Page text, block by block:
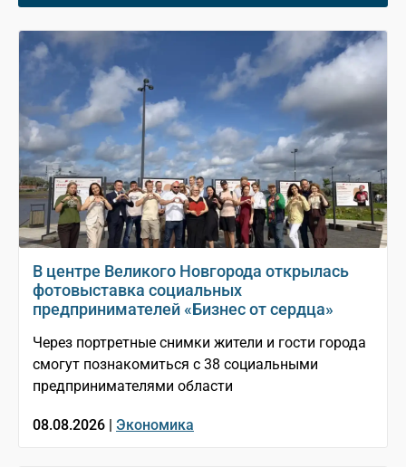
В центре Великого Новгорода открылась
фотовыставка социальных
предпринимателей «Бизнес от сердца»
Через портретные снимки жители и гости города
смогут познакомиться с 38 социальными
предпринимателями области
08.08.2026 | Экономика